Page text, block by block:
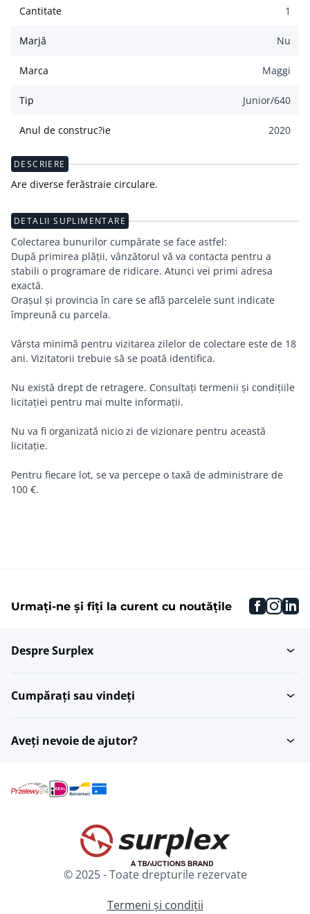
Cantitate 1
Marjă Nu
Marca Maggi
Tip Junior/640
Anul de construc?ie 2020
DESCRIERE
Are diverse ferăstraie circulare.
DETALII SUPLIMENTARE
Colectarea bunurilor cumpărate se face astfel:
După primirea plății, vânzătorul vă va contacta pentru a
stabili o programare de ridicare. Atunci vei primi adresa
exactă.
Orașul și provincia în care se află parcelele sunt indicate
împreună cu parcela.
Vârsta minimă pentru vizitarea zilelor de colectare este de 18
ani. Vizitatorii trebuie să se poată identifica.
Nu există drept de retragere. Consultați termenii și condițiile
licitației pentru mai multe informații.
Nu va fi organizată nicio zi de vizionare pentru această
licitație.
Pentru fiecare lot, se va percepe o taxă de administrare de
100 €.
Urmați-ne și fiți la curent cu noutățile
Despre Surplex
Cumpărați sau vindeți
Aveți nevoie de ajutor?
© 2025 - Toate drepturile rezervate
Termeni și condiții